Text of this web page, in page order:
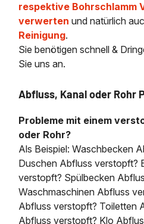
respektive Bohrschlamm
verwerten und natürlich
Reinigung.
Sie benötigen schnell &
Sie uns an.
Abfluss, Kanal oder Rohr
Probleme mit einem
oder Rohr?
Als Beispiel: Waschbecken
Duschen Abfluss verstopft?
verstopft? Spülbecken
Waschmaschinen Abfluss
Abfluss verstopft? Toiletten
Abfluss verstopft? Klo